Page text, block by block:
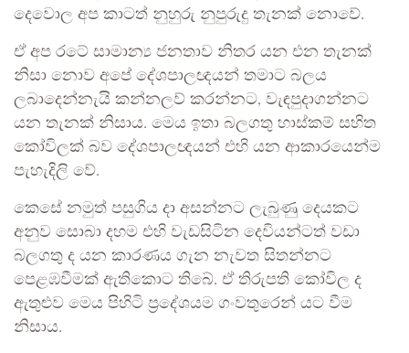
දෙවොල අප කාටත් නුහුරු නුපුරුදු තැනක් නොවේ.
ඒ අප රටේ සාමාන්‍ය ජනතාව නිතර යන එන තැනක්
නිසා නොව අපේ දේශපාලඥයන් තමාට බලය
ලබාදෙන්නැයි කන්නලව් කරන්නට, වැඳපුදාගන්නට
යන තැනක් නිසාය. මෙය ඉතා බලගතු හාස්කම් සහිත
කෝවිලක් බව දේශපාලඥයන් එහි යන ආකාරයෙන්ම
පැහැදිලි වේ.
කෙසේ නමුත් පසුගිය දා අසන්නට ලැබුණු දෙයකට
අනුව සොබා දහම එහි වැඩසිටින දෙවියන්ටත් වඩා
බලගතු ද යන කාරණය ගැන නැවත සිතන්නට
පෙළඹවීමක් ඇතිකොට තිබේ. ඒ තිරුපති කෝවිල ද
ඇතුළුව මෙය පිහිටි ප්‍රදේශයම ගංවතුරෙන් යට වීම
නිසාය.